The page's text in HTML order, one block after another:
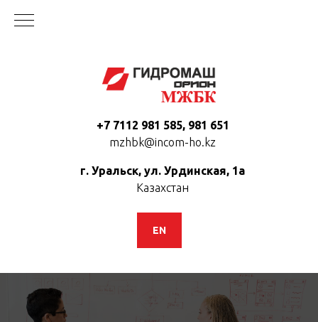
+7 7112 981 585, 981 651
mzhbk@incom-ho.kz
г. Уральск, ул. Урдинская, 1а
Казахстан
EN